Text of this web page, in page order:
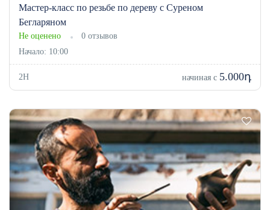
Мастер-класс по резьбе по дереву с Суреном
Бегларяном
Не оценено
0 отзывов
Начало: 10:00
2H начиная с 5.000դ